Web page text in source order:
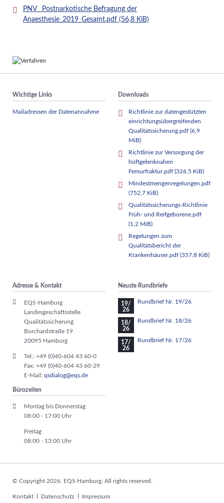
PNV_ Postnarkotische Befragung der
Anaesthesie_2019_Gesamt.pdf (56,8 KiB)
Wichtige Links
Mailadressen der Datenannahme
Downloads
Richtlinie zur datengestützten
einrichtungsübergreifenden
Qualitätssicherung.pdf(6,9
MiB)
Richtlinie zur Versorgung der
hüftgelenknahen
Femurfraktur.pdf(326,5 KiB)
Mindestmengenregelungen.pdf
(752,7 KiB)
Qualitätssicherungs-Richtlinie
Früh- und Reifgeborene.pdf
(1,2 MiB)
Regelungen zum
Qualitätsbericht der
Krankenhäuser.pdf(357,8 KiB)
Adresse & Kontakt
EQS-Hamburg
Landesgeschäftsstelle
Qualitätssicherung
Burchardstraße 19
20095 Hamburg
Tel.: +49 (0)40-604 43 60-0
Fax: +49 (0)40-604 43 60-29
E-Mail: qsdialog@eqs.de
Bürozeiten
Montag bis Donnerstag
08:00 - 17:00 Uhr
Freitag
08:00 - 13:00 Uhr
Neuste Rundbriefe
19/
26
Rundbrief Nr. 19/26
18/
26
Rundbrief Nr. 18/26
17/
26
Rundbrief Nr. 17/26
© Copyright 2026. EQS Hamburg. All rights reserved.
Navigation
Kontakt Datenschutz Impressum